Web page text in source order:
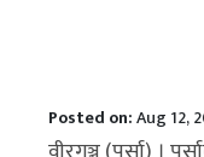
Posted on:Aug 12,